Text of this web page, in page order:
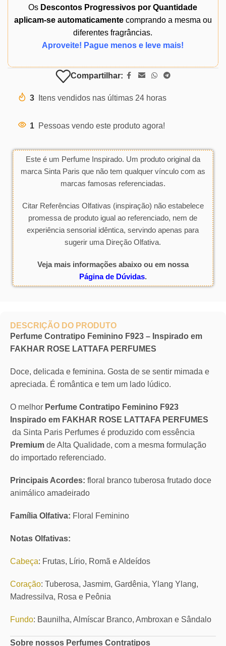
Os Descontos Progressivos por Quantidade
aplicam-se automaticamentecomprando a mesma ou
diferentes fragrâncias.
Aproveite! Pague menos e leve mais!
Compartilhar:
3 Itens vendidos nas últimas 24 horas
1 Pessoas vendo este produto agora!
Este é um Perfume Inspirado. Um produto original da
marca Sinta Paris que não tem qualquer vínculo com as
marcas famosas referenciadas.
Citar Referências Olfativas (inspiração) não estabelece
promessa de produto igual ao referenciado, nem de
experiência sensorial idêntica, servindo apenas para
sugerir uma Direção Olfativa.
Veja mais informações abaixo ou em nossa
Página de Dúvidas.
DESCRIÇÃO DO PRODUTO
Perfume Contratipo Feminino F923 – Inspirado em
FAKHAR ROSE LATTAFA PERFUMES
Doce, delicada e feminina. Gosta de se sentir mimada e
apreciada. É romântica e tem um lado lúdico.
O melhor Perfume Contratipo Feminino F923
Inspirado em FAKHAR ROSE LATTAFA PERFUMES
da Sinta Paris Perfumes é produzido com essência
Premium de Alta Qualidade, com a mesma formulação
do importado referenciado.
Principais Acordes: floral branco tuberosa frutado doce
animálico amadeirado
Família Olfativa: Floral Feminino
Notas Olfativas:
Cabeça: Frutas, Lírio, Romã e Aldeídos
Coração: Tuberosa, Jasmim, Gardênia, Ylang Ylang,
Madressilva, Rosa e Peônia
Fundo: Baunilha, Almíscar Branco, Ambroxan e Sândalo
Sobre nossos Perfumes Contratipos